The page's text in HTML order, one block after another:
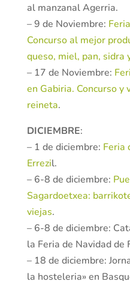
al manzanal Agerria.
– 9 de Noviembre:
Concurso al mejor
queso, miel, pan, sidra
– 17 de Noviembre:
en Gabiria. Concurso y
reineta.
DICIEMBRE:
– 1 de diciembre: Feria
Errezil.
– 6-8 de diciembre:
Sagardoetxea:
viejas.
– 6-8 de diciembre:
la Feria de Navidad de
– 18 de diciembre:
la hosteleria» en